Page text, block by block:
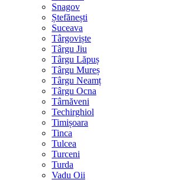
Snagov
Ștefănești
Suceava
Târgoviște
Târgu Jiu
Târgu Lăpuș
Târgu Mureș
Târgu Neamț
Târgu Ocna
Târnăveni
Techirghiol
Timișoara
Tinca
Tulcea
Turceni
Turda
Vadu Oii